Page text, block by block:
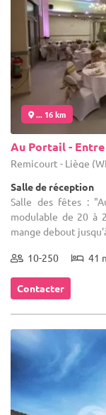
... 16 km
Au Portail - Entre
Remicourt - Liège
Salle de réception
Salle des fêtes :
modulable de 20 à
mange debout
10-250 41
Contacter